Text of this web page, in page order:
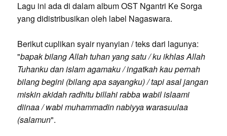
Lagu ini ada di dalam album OST Ngantri Ke Sorga
yang didistribusikan oleh label Nagaswara.
Berikut cuplikan syair nyanyian / teks dari lagunya:
"bapak bilang Allah tuhan yang satu / ku ikhlas Allah
Tuhanku dan islam agamaku / ingatkah kau pernah
bilang begini (bilang apa sayangku) / tapi asal jangan
miskin akidah radhitu billahi rabba wabil islaami
diinaa / wabi muhammadin nabiyya warasuulaa
(salamun".